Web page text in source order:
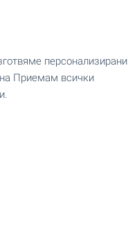
персонализирани
Приемам всички